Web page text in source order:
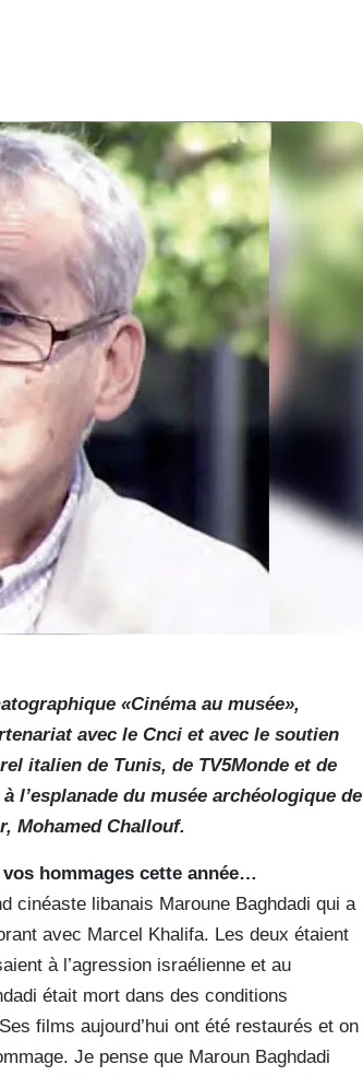
«Cinéma au musée»,
avec le Cnci et avec le soutien
italien de Tunis, de TV5Monde et de
l’esplanade du musée archéologique de
Mohamed Challouf.
hommages cette année…
cinéaste libanais Maroune Baghdadi qui a
avec Marcel Khalifa. Les deux étaient
à l’agression israélienne et au
était mort dans des conditions
films aujourd’hui ont été restaurés et on
Je pense que Maroun Baghdadi